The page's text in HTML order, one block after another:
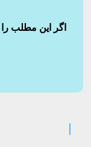
اگر این مطلب را